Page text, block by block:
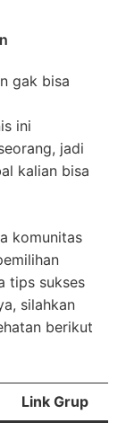
gak bisa
ini
jadi
kalian bisa
komunitas
tips sukses
silahkan
berikut
Link Grup